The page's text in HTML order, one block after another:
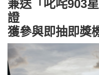
兼送「叱咤903
證
獲參與即抽即獎